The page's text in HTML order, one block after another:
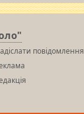
повідомлення